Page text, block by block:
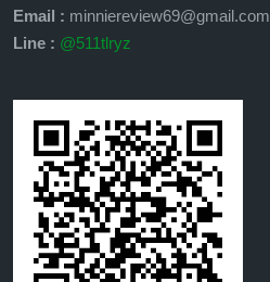
Email : minniereview69@gmail.com
Line : @511tlryz